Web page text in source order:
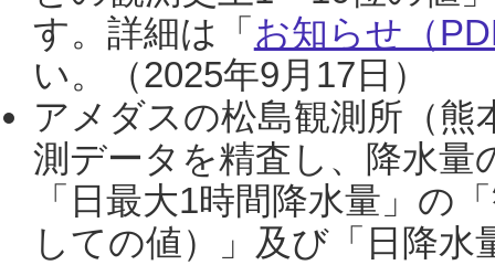
す。詳細は「 お知らせ（
い。（2025年9月17日）
アメダスの松島観測所（熊
測データを精査し、降水
「日最大1時間降水量」の
しての値）」及び「日降